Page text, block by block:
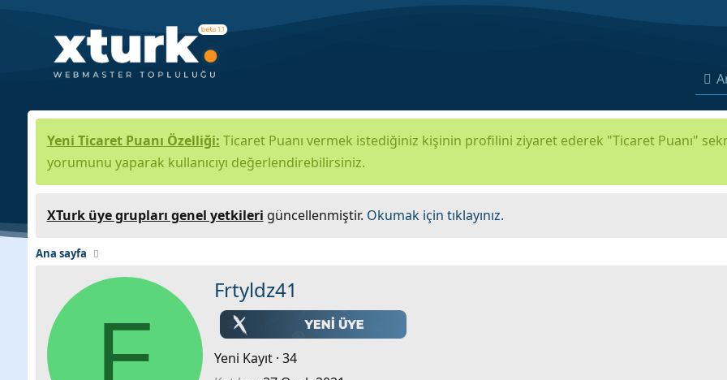
Yeni Ticaret Puanı Özelliği: Ticaret Puanı vermek istediğiniz kişinin profilini ziyaret ederek "Ticaret Puanı"
yorumunu yaparak kullanıcıyı değerlendirebilirsiniz.
XTurk üye grupları genel yetkileri güncellenmiştir. Okumak için tıklayınız.
Ana sayfa
F
Frtyldz41
Yeni Kayıt · 34